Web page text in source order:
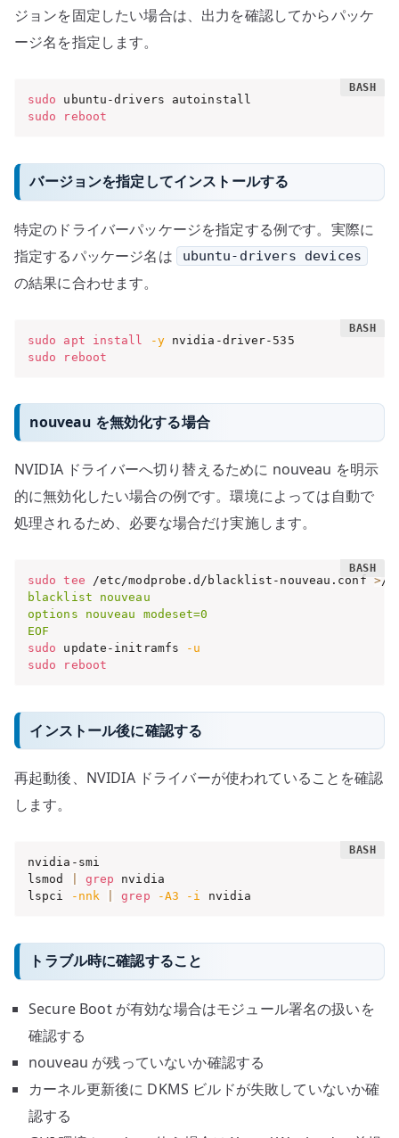
ジョンを固定したい場合は、出力を確認してからパッケ
ージ名を指定します。
sudo
sudo
reboot
バージョンを指定してインストールする
特定のドライバーパッケージを指定する例です。実際に
指定するパッケージ名は
ubuntu-drivers devices
の結果に合わせます。
sudo apt install -y
sudo
reboot
nouveau を無効化する場合
NVIDIA ドライバーへ切り替えるために nouveau を明示
的に無効化したい場合の例です。環境によっては自動で
処理されるため、必要な場合だけ実施します。
sudo tee /etc/modprobe.d/blacklist-nouveau.conf >/
blacklist nouveau
options nouveau modeset=0
EOF
sudo update-initramfs
-u
sudo
reboot
インストール後に確認する
再起動後、NVIDIA ドライバーが使われていることを確認
します。
nvidia-smi
lsmod
grep nvidia
lspci
-nnk grep -A3 -i nvidia
トラブル時に確認すること
Secure Boot が有効な場合はモジュール署名の扱いを
確認する
nouveau が残っていないか確認する
カーネル更新後に DKMS ビルドが失敗していないか確
認する